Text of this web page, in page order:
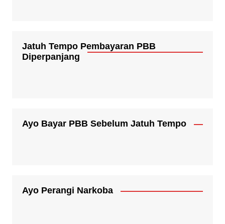
Jatuh Tempo Pembayaran PBB
Diperpanjang
Ayo Bayar PBB Sebelum Jatuh Tempo
Ayo Perangi Narkoba